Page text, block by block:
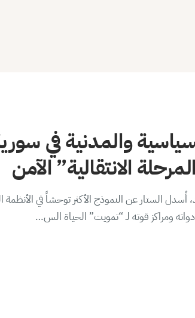
والمدنية في
الانتقالية” الآمن
الستار عن النموذج الأكثر توحشاً في الأنظمة
ومراكز قوته لـ “تمويت” الحياة الس…